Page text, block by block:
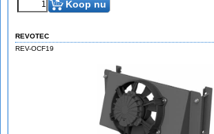
Koop nu
REVOTEC
REV-OCF19